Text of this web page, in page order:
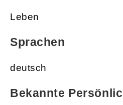
Leben
Sprachen
deutsch
Bekannte